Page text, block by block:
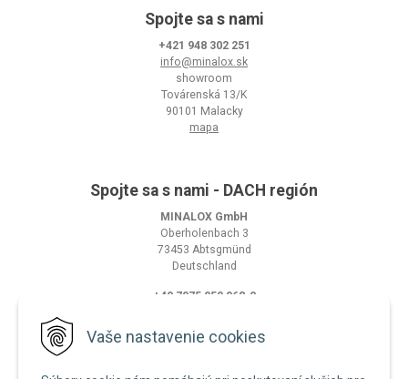
Vaše nastavenie cookies
Spojte sa s nami
+421 948 302 251
info@minalox.sk
showroom
Továrenská 13/K
90101 Malacky
mapa
Spojte sa s nami - DACH región
MINALOX GmbH
Oberholenbach 3
73453 Abtsgmünd
Deutschland
+49 7975 959 968-0
www.minalox.com